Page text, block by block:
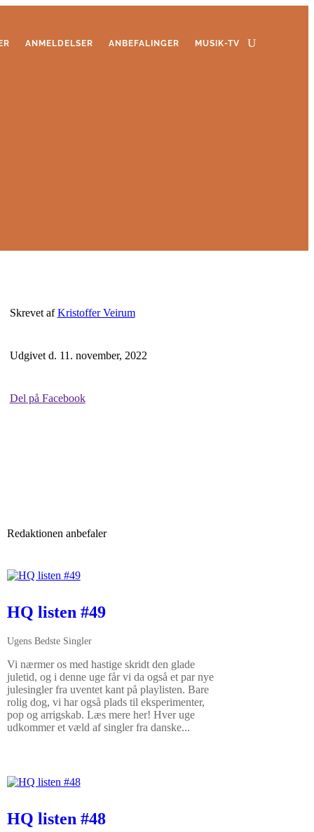
ANMELDELSER ANBEFALINGER MUSIK-TV
Skrevet afKristoffer Veirum
Udgivet d. 11. november, 2022
Del på Facebook
Redaktionen anbefaler
HQ listen #49
Ugens Bedste Singler
Vi nærmer os med hastige skridt den glade
juletid, og i denne uge får vi da også et par nye
julesingler fra uventet kant på playlisten. Bare
rolig dog, vi har også plads til eksperimenter,
pop og arrigskab. Læs mere her! Hver uge
udkommer et væld af singler fra danske...
HQ listen #48